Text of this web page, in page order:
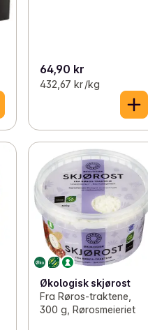
64,90 kr
432,67 kr /kg
Økologisk skjørost
Fra Røros-traktene,
300 g, Rørosmeieriet